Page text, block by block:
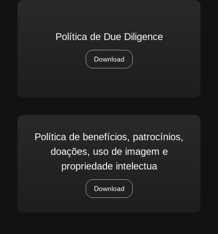
Política de Due Diligence
Download
Política de benefícios, patrocínios,
doações, uso de imagem e
propriedade intelectua
Download